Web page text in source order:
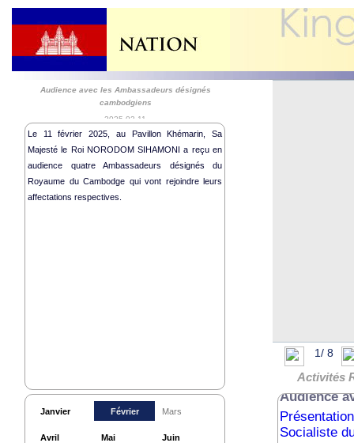
Audience avec les Ambassadeurs désignés
cambodgiens
2025-02-11
Le 11 février 2025, au Pavillon Khémarin, Sa
Majesté le Roi NORODOM SIHAMONI a reçu en
audience quatre Ambassadeurs désignés du
Royaume du Cambodge qui vont rejoindre leurs
affectations respectives.
Janvier Février Mars
Avril Mai Juin
1/ 8
Activités
la
Finlande
Audience
Socialiste